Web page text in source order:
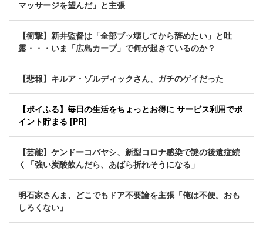
マッサージを望んだ」と主張
【衝撃】新井監督は「全部ブッ壊してから辞めたい」と吐
露・・・いま「広島カープ」で何が起きているのか？
【悲報】キルア・ゾルディックさん、ガチのゲイだった
【ポイふる】毎日の生活をちょっとお得に サービス利用でポ
イント貯まる [PR]
【芸能】ケンドーコバヤシ、新型コロナ感染で謎の後遺症続
く「強い炭酸飲んだら、あばら折れそうになる」
明石家さんま、どこでもドア不要論を主張「俺は不便。おも
しろくない」